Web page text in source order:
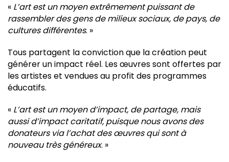
« L’art est un moyen extrêmement puissant de
rassembler des gens de milieux sociaux, de pays, de
cultures différentes. »
Tous partagent la conviction que la création peut
générer un impact réel. Les œuvres sont offertes par
les artistes et vendues au profit des programmes
éducatifs.
« L’art est un moyen d’impact, de partage, mais
aussi d’impact caritatif, puisque nous avons des
donateurs via l’achat des œuvres qui sont à
nouveau très généreux. »